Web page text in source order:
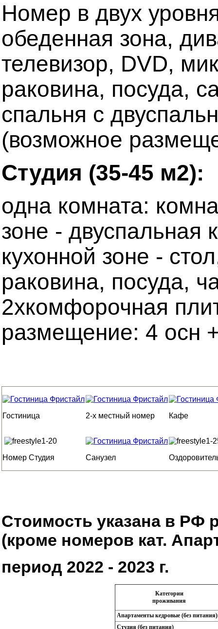
Номер в двух
обеденная зона,
телевизор, DVD,
раковина, посуда,
спальня с
(возможное
Студия (35-45 м2):
одна комната:
зоне - двуспальная
кухонной зоне -
раковина, посуда,
2хкомфорочная
размещение: 4 осн
Гостиница 2-х местный номер Кафе
Номер Студия Санузел
Стоимость указана в РФ
(кроме номеров кат.
период 2022 - 2023 г.
Категории
проживания
Апартаменты кедровые (без питания)
Студия (без питания)